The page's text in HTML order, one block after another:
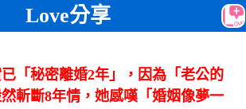
Love分享
「秘密離婚2年」，因為「老公的
斬斷8年情，她感嘆「婚姻像夢一